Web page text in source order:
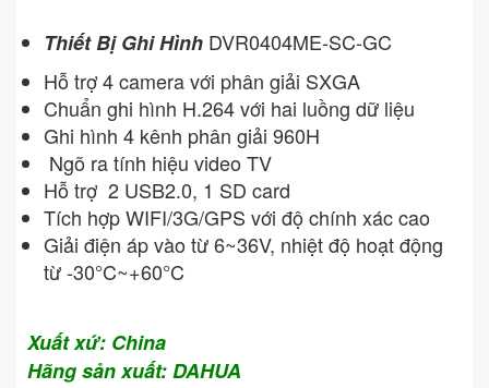
Thiết Bị Ghi Hình DVR0404ME-SC-GC
Hỗ trợ 4 camera với phân giải SXGA
Chuẩn ghi hình H.264 với hai luồng dữ liệu
Ghi hình 4 kênh phân giải 960H
Ngõ ra tính hiệu video TV
Hỗ trợ 2 USB2.0, 1 SD card
Tích hợp WIFI/3G/GPS với độ chính xác cao
Giải điện áp vào từ 6~36V, nhiệt độ hoạt động
từ -30°C~+60°C
Xuất xứ: China
Hãng sản xuất: DAHUA